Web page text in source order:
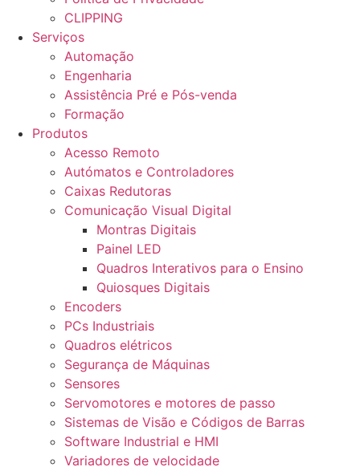
CLIPPING
Serviços
Automação
Engenharia
Assistência Pré e Pós-venda
Formação
Produtos
Acesso Remoto
Autómatos e Controladores
Caixas Redutoras
Comunicação Visual Digital
Montras Digitais
Painel LED
Quadros Interativos para o Ensino
Quiosques Digitais
Encoders
PCs Industriais
Quadros elétricos
Segurança de Máquinas
Sensores
Servomotores e motores de passo
Sistemas de Visão e Códigos de Barras
Software Industrial e HMI
Variadores de velocidade